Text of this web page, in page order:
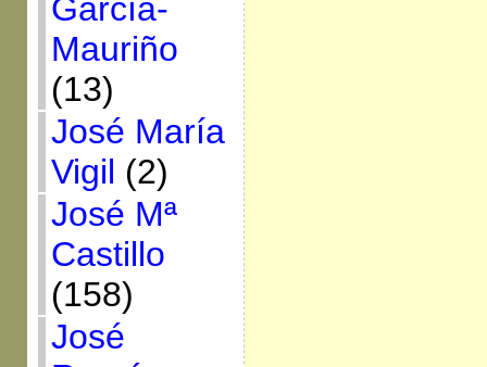
García-
Mauriño
(13)
José María
Vigil (2)
José Mª
Castillo
(158)
José